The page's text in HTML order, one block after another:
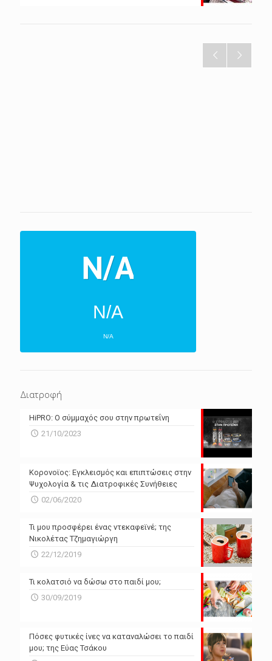
N/A
N/A
N/A
Powered by Forecast.io
Διατροφή
HiPRO: Ο σύμμαχός σου στην πρωτεΐνη
21/10/2023
Κορονοϊος: Εγκλεισμός και επιπτώσεις στην
Ψυχολογία & τις Διατροφικές Συνήθειες
02/06/2020
Τι μου προσφέρει ένας ντεκαφεϊνέ; της
Νικολέτας Τζημαγιώργη
22/12/2019
Τι κολατσιό να δώσω στο παιδί μου;
30/09/2019
Πόσες φυτικές ίνες να καταναλώσει το παιδί
μου; της Εύας Τσάκου